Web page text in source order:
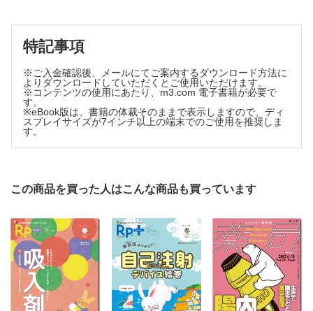
特記事項
※ご入金確認後、メールにてご案内するダウンロード方法に
よりダウンロードしていただくとご使用いただけます。
※コンテンツの使用にあたり、m3.com 電子書籍が必要で
す。
※eBook版は、書籍の体裁そのままで表示しますので、ディ
スプレイサイズが7インチ以上の端末でのご使用を推奨しま
す。
この商品を買った人はこんな商品も買っています